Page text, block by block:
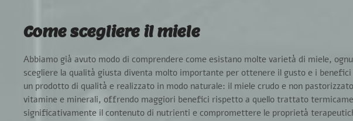
Come scegliere il miele
Abbiamo già avuto modo di comprendere come esistano molte varietà di miele,
scegliere la qualità giusta diventa molto importante per ottenere il gusto e i
un prodotto di qualità e realizzato in modo naturale: il miele crudo e non
vitamine e minerali, offrendo maggiori benefici rispetto a quello trattato
significativamente il contenuto di nutrienti e compromettere le proprietà